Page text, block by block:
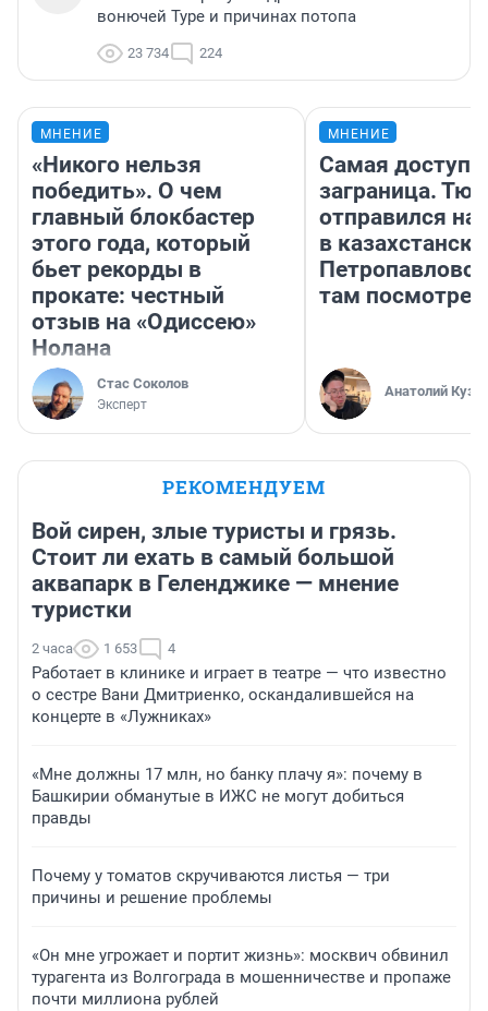
вонючей Туре и причинах потопа
23 734 224
МНЕНИЕ
«Никого нельзя
победить». О чем
главный блокбастер
этого года, который
бьет рекорды в
прокате: честный
отзыв на «Одиссею»
Нолана
Стас Соколов
Эксперт
МНЕНИЕ
Самая
заграница.
отправился
в
там
Анатолий
РЕКОМЕНДУЕМ
Вой сирен, злые туристы и грязь.
Стоит ли ехать в самый большой
аквапарк в Геленджике — мнение
туристки
2 часа 1 653 4
Работает в клинике и играет в театре — что известно
о сестре Вани Дмитриенко, оскандалившейся на
концерте в «Лужниках»
«Мне должны 17 млн, но банку плачу я»: почему в
Башкирии обманутые в ИЖС не могут добиться
правды
Почему у томатов скручиваются листья — три
причины и решение проблемы
«Он мне угрожает и портит жизнь»: москвич обвинил
турагента из Волгограда в мошенничестве и пропаже
почти миллиона рублей